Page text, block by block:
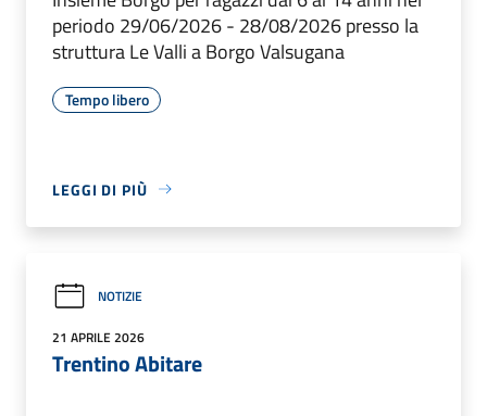
periodo 29/06/2026 - 28/08/2026 presso la
struttura Le Valli a Borgo Valsugana
Tempo libero
LEGGI DI PIÙ
NOTIZIE
21 APRILE 2026
Trentino Abitare